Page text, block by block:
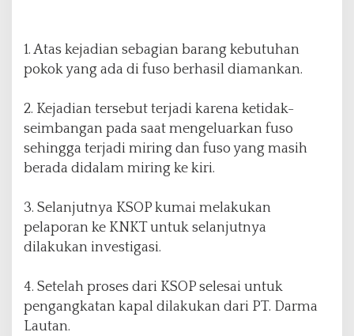
1. Atas kejadian sebagian barang kebutuhan
pokok yang ada di fuso berhasil diamankan.
2. Kejadian tersebut terjadi karena ketidak-
seimbangan pada saat mengeluarkan fuso
sehingga terjadi miring dan fuso yang masih
berada didalam miring ke kiri.
3. Selanjutnya KSOP kumai melakukan
pelaporan ke KNKT untuk selanjutnya
dilakukan investigasi.
4. Setelah proses dari KSOP selesai untuk
pengangkatan kapal dilakukan dari PT. Darma
Lautan.